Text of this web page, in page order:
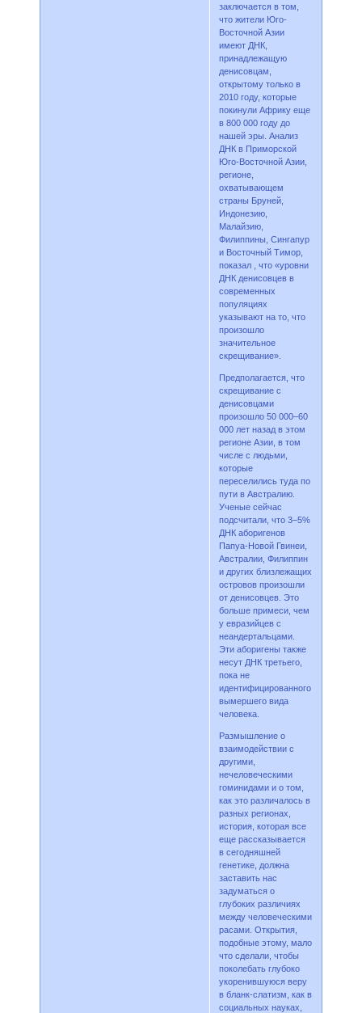
заключается в том,
что жители Юго-
Восточной Азии
имеют ДНК,
принадлежащую
денисовцам,
открытому только в
2010 году, которые
покинули Африку еще
в 800 000 году до
нашей эры. Анализ
ДНК в Приморской
Юго-Восточной Азии,
регионе,
охватывающем
страны Бруней,
Индонезию,
Малайзию,
Филиппины, Сингапур
и Восточный Тимор,
показал , что «уровни
ДНК денисовцев в
современных
популяциях
указывают на то, что
произошло
значительное
скрещивание».
Предполагается, что
скрещивание с
денисовцами
произошло 50 000–60
000 лет назад в этом
регионе Азии, в том
числе с людьми,
которые
переселились туда по
пути в Австралию.
Ученые сейчас
подсчитали, что 3–5%
ДНК аборигенов
Папуа-Новой Гвинеи,
Австралии, Филиппин
и других близлежащих
островов произошли
от денисовцев. Это
больше примеси, чем
у евразийцев с
неандертальцами.
Эти аборигены также
несут ДНК третьего,
пока не
идентифицированного
вымершего вида
человека.
Размышление о
взаимодействии с
другими,
нечеловеческими
гоминидами и о том,
как это различалось в
разных регионах,
история, которая все
еще рассказывается
в сегодняшней
генетике, должна
заставить нас
задуматься о
глубоких различиях
между человеческими
расами. Открытия,
подобные этому, мало
что сделали, чтобы
поколебать глубоко
укоренившуюся веру
в бланк-слатизм, как в
социальных науках,